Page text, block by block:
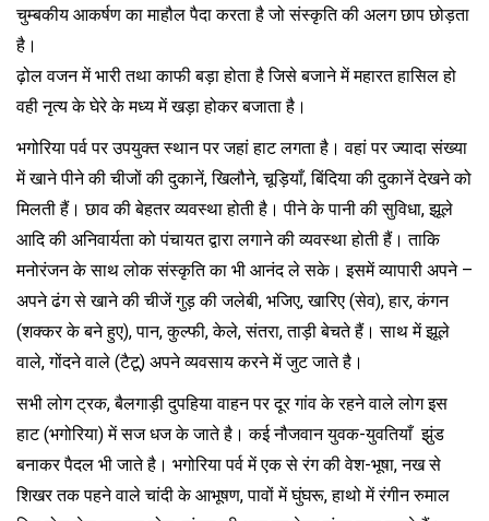
चुम्बकीय आकर्षण का माहौल पैदा करता है जो संस्कृति की अलग छाप छोड़ता
है।
ढ़ोल वजन में भारी तथा काफी बड़ा होता है जिसे बजाने में महारत हासिल हो
वही नृत्य के घेरे के मध्य में खड़ा होकर बजाता है।
भगोरिया पर्व पर उपयुक्त स्थान पर जहां हाट लगता है। वहां पर ज्यादा संख्या
में खाने पीने की चीजों की दुकानें, खिलौने, चूड़ियाँ, बिंदिया की दुकानें देखने को
मिलती हैं। छाव की बेहतर व्यवस्था होती है। पीने के पानी की सुविधा, झूले
आदि की अनिवार्यता को पंचायत द्वारा लगाने की व्यवस्था होती हैं। ताकि
मनोरंजन के साथ लोक संस्कृति का भी आनंद ले सके। इसमें व्यापारी अपने –
अपने ढंग से खाने की चीजें गुड़ की जलेबी, भजिए, खारिए (सेव), हार, कंगन
(शक्कर के बने हुए), पान, कुल्फी, केले, संतरा, ताड़ी बेचते हैं। साथ में झूले
वाले, गोंदने वाले (टैटू) अपने व्यवसाय करने में जुट जाते है।
सभी लोग ट्रक, बैलगाड़ी दुपहिया वाहन पर दूर गांव के रहने वाले लोग इस
हाट (भगोरिया) में सज धज के जाते है। कई नौजवान युवक-युवतियाँ झुंड
बनाकर पैदल भी जाते है। भगोरिया पर्व में एक से रंग की वेश-भूषा, नख से
शिखर तक पहने वाले चांदी के आभूषण, पावों में घुंघरू, हाथो में रंगीन रुमाल